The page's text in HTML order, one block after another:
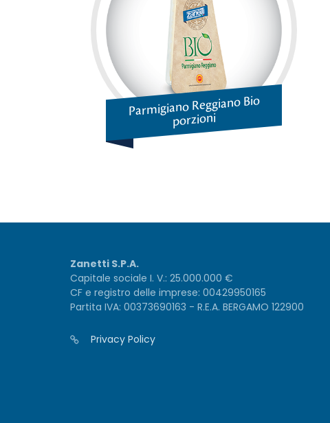
Parmigiano Reggiano Bio
porzioni
Zanetti S.P.A.
Capitale sociale I. V.: 25.000.000 €
CF e registro delle imprese: 00429950165
Partita IVA: 00373690163 - R.E.A. BERGAMO 122900
Privacy Policy